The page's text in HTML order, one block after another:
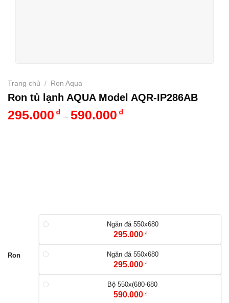
Trang chủ / Ron Aqua
Ron tủ lạnh AQUA Model AQR-IP286AB
295.000 ₫ – 590.000 ₫
Ron
Ngăn đá 550x680
295.000 ₫
Ngăn đá 550x680
295.000 ₫
Bộ 550x(680-680
590.000 ₫